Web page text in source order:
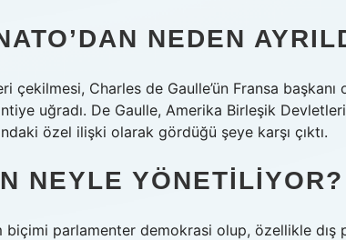
NEDEN
çekilmesi, Charles de Gaulle’ün Fransa
uğradı. De Gaulle, Amerika Birleşik
özel ilişki olarak gördüğü şeye karşı çıktı.
NEYLE YÖNETILIYOR?
biçimi parlamenter demokrasi olup, özellikle